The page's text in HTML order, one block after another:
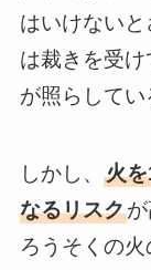
はいけない
は裁きを受
が照らしてい
しかし、 火
なるリスク
ろうそくの